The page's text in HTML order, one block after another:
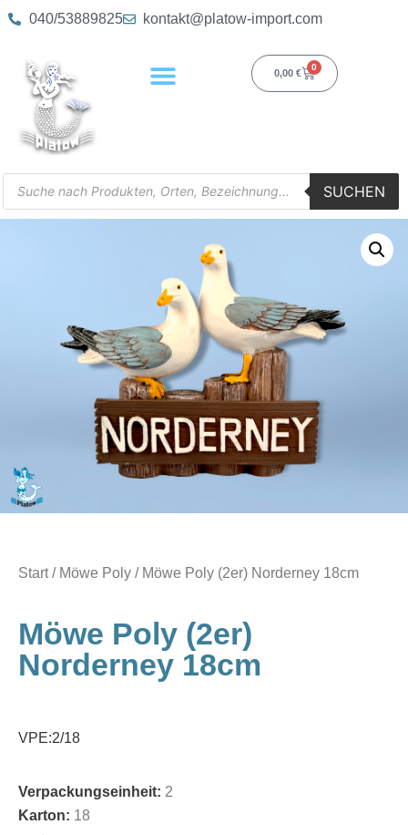
040/53889825 kontakt@platow-import.com
0,00 €
0
SUCHEN
Start/ Möwe Poly / Möwe Poly (2er) Norderney 18cm
Möwe Poly (2er)
Norderney 18cm
VPE:2/18
Verpackungseinheit: 2
Karton: 18